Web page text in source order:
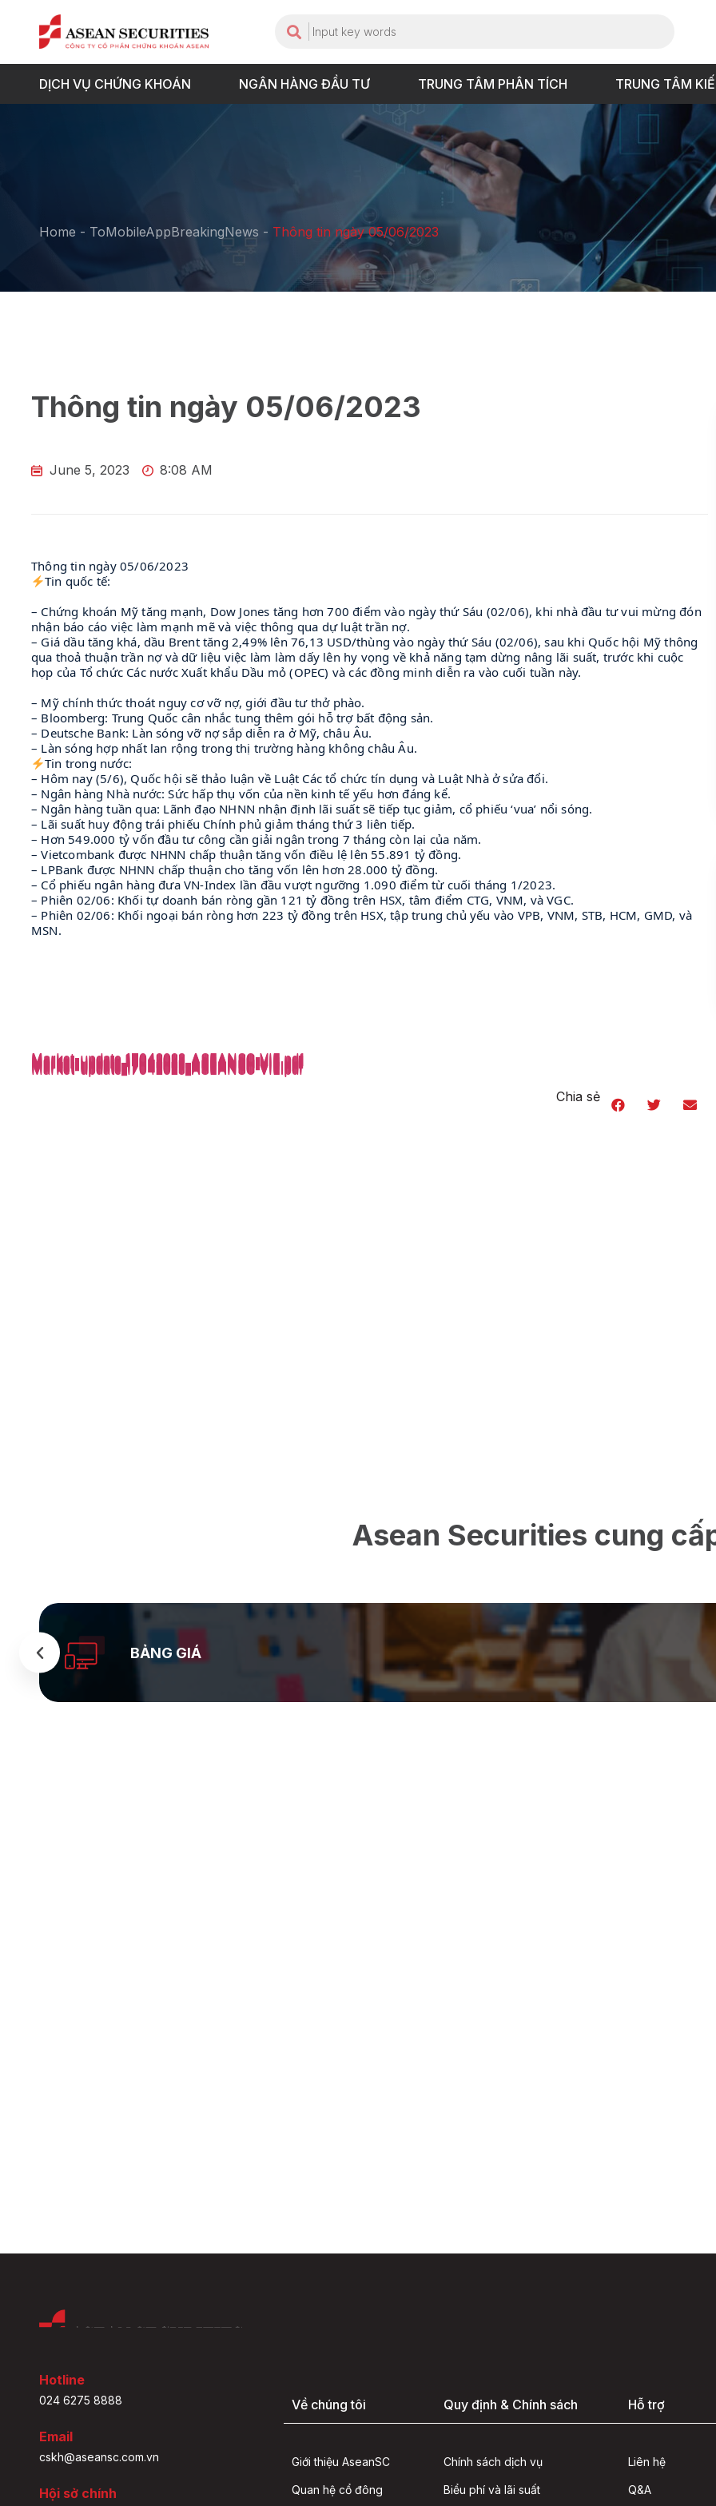
DỊCH VỤ CHỨNG KHOÁN NGÂN HÀNG ĐẦU TƯ TRUNG TÂM PHÂN TÍCH TRUNG TÂM
Home - ToMobileAppBreakingNews - Thông tin ngày 05/06/2023
Thông tin ngày 05/06/2023
June 5, 2023 8:08 AM
Thông tin ngày 05/06/2023
Tin quốc tế:
– Chứng khoán Mỹ tăng mạnh, Dow Jones tăng hơn 700 điểm vào ngày thứ Sáu (02/06), khi nhà đầu tư vui mừng đón
nhận báo cáo việc làm mạnh mẽ và việc thông qua dự luật trần nợ.
– Giá dầu tăng khá, dầu Brent tăng 2,49% lên 76,13 USD/thùng vào ngày thứ Sáu (02/06), sau khi Quốc hội Mỹ thông
qua thoả thuận trần nợ và dữ liệu việc làm làm dấy lên hy vọng về khả năng tạm dừng nâng lãi suất, trước khi cuộc
họp của Tổ chức Các nước Xuất khẩu Dầu mỏ (OPEC) và các đồng minh diễn ra vào cuối tuần này.
– Mỹ chính thức thoát nguy cơ vỡ nợ, giới đầu tư thở phào.
– Bloomberg: Trung Quốc cân nhắc tung thêm gói hỗ trợ bất động sản.
– Deutsche Bank: Làn sóng vỡ nợ sắp diễn ra ở Mỹ, châu Âu.
– Làn sóng hợp nhất lan rộng trong thị trường hàng không châu Âu.
Tin trong nước:
– Hôm nay (5/6), Quốc hội sẽ thảo luận về Luật Các tổ chức tín dụng và Luật Nhà ở sửa đổi.
– Ngân hàng Nhà nước: Sức hấp thụ vốn của nền kinh tế yếu hơn đáng kể.
– Ngân hàng tuần qua: Lãnh đạo NHNN nhận định lãi suất sẽ tiếp tục giảm, cổ phiếu ‘vua’ nổi sóng.
– Lãi suất huy động trái phiếu Chính phủ giảm tháng thứ 3 liên tiếp.
– Hơn 549.000 tỷ vốn đầu tư công cần giải ngân trong 7 tháng còn lại của năm.
– Vietcombank được NHNN chấp thuận tăng vốn điều lệ lên 55.891 tỷ đồng.
– LPBank được NHNN chấp thuận cho tăng vốn lên hơn 28.000 tỷ đồng.
– Cổ phiếu ngân hàng đưa VN-Index lần đầu vượt ngưỡng 1.090 điểm từ cuối tháng 1/2023.
– Phiên 02/06: Khối tự doanh bán ròng gần 121 tỷ đồng trên HSX, tâm điểm CTG, VNM, và VGC.
– Phiên 02/06: Khối ngoại bán ròng hơn 223 tỷ đồng trên HSX, tập trung chủ yếu vào VPB, VNM, STB, HCM, GMD, và
MSN.
Market-update_17042023_ASEANSC-VIE.pdf
Market-update_17042023_ASEANSC-VIE.pdf
Market-update_17042023_ASEANSC-VIE.pdf
Market-update_17042023_ASEANSC-VIE.pdf
Market-update_17042023_ASEANSC-VIE.pdf
Market-update_17042023_ASEANSC-VIE.pdf
Market-update_17042023_ASEANSC-VIE.pdf
Market-update_17042023_ASEANSC-VIE.pdf
Market-update_17042023_ASEANSC-VIE.pdf
Market-update_17042023_ASEANSC-VIE.pdf
Market-update_17042023_ASEANSC-VIE.pdf
Market-update_17042023_ASEANSC-VIE.pdf
Market-update_17042023_ASEANSC-VIE.pdf
Market-update_17042023_ASEANSC-VIE.pdf
Market-update_17042023_ASEANSC-VIE.pdf
Market-update_17042023_ASEANSC-VIE.pdf
Chia sẻ
Asean Securities cung
BẢNG GIÁ
Hotline
024 6275 8888
Email
cskh@aseansc.com.vn
Hội sở chính
Về chúng tôi
Giới thiệu AseanSC
Quan hệ cổ đông
Quy định & Chính sách
Chính sách dịch vụ
Biểu phí và lãi suất
Hỗ trợ
Liên hệ
Q&A